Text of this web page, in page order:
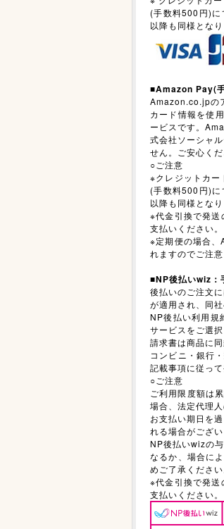
(手数料500円)に
以降も同様となり
■Amazon Pay(
Amazon.co.jpの
カード情報を使
ービスです。
式会社ソーシャ
せん。ご安心くだ
○ご注意
※クレジットカー
(手数料500円)に
以降も同様となり
※代金引換で発送
支払いください。
※定期便の場合
れますのでご注
■NP後払いwiz：
後払いのご注文
が適用され、同
NP後払い利用規
サービスをご選択
請求書は商品に
コンビニ・銀行
記載事項に従っ
○ご注意
ご利用限度額は
場合、法定代理
お支払い期日を
れる場合がござい
NP後払いwizの
なるか、場合に
めご了承くださ
※代金引換で発送
支払いください。